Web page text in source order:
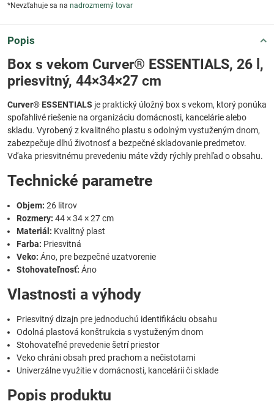
*Nevzťahuje sa na nadrozmerný tovar
Popis
Box s vekom Curver® ESSENTIALS, 26 l,
priesvitný, 44×34×27 cm
Curver® ESSENTIALS je praktický úložný box s vekom, ktorý ponúka
spoľahlivé riešenie na organizáciu domácnosti, kancelárie alebo
skladu. Vyrobený z kvalitného plastu s odolným vystuženým dnom,
zabezpečuje dlhú životnosť a bezpečné skladovanie predmetov.
Vďaka priesvitnému prevedeniu máte vždy rýchly prehľad o obsahu.
Technické parametre
Objem: 26 litrov
Rozmery: 44 × 34 × 27 cm
Materiál: Kvalitný plast
Farba: Priesvitná
Veko: Áno, pre bezpečné uzatvorenie
Stohovateľnosť: Áno
Vlastnosti a výhody
Priesvitný dizajn pre jednoduchú identifikáciu obsahu
Odolná plastová konštrukcia s vystuženým dnom
Stohovateľné prevedenie šetrí priestor
Veko chráni obsah pred prachom a nečistotami
Univerzálne využitie v domácnosti, kancelárii či sklade
Popis produktu